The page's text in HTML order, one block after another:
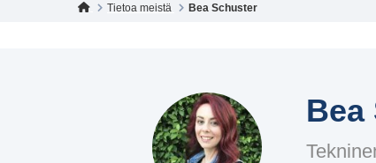
Tietoa meistä Bea Schuster
Bea